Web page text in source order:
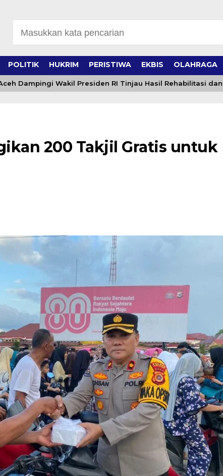
POLITIK HUKRIM PERISTIWA EKBIS OLAHRAGA
Dampingi Wakil Presiden RI Tinjau Hasil Rehabilitasi dan
200 Takjil Gratis untuk